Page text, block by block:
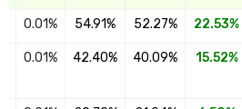
22.53%
52.27%
54.91%
0.01%
15.52%
40.09%
42.40%
0.01%